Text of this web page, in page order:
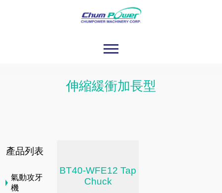
伸縮緩衝加長型
BT40-WFE12 Tap
Chuck
產品列表
氣動攻牙
機